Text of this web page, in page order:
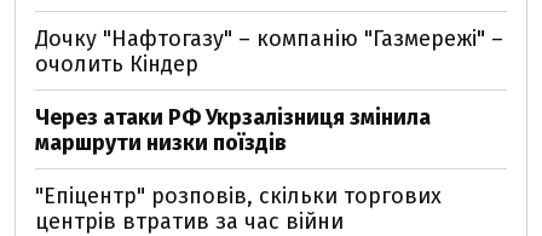
Дочку "Нафтогазу" – компанію "Газмережі" –
очолить Кіндер
Через атаки РФ Укрзалізниця змінила
маршрути низки поїздів
"Епіцентр" розповів, скільки торгових
центрів втратив за час війни